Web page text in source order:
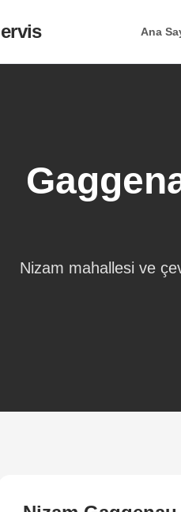
Ana
Nizam mahallesi ve